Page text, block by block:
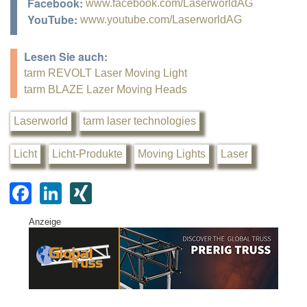
www.facebook.com/LaserworldAG
YouTube: www.youtube.com/LaserworldAG
Lesen Sie auch:
tarm REVOLT Laser Moving Light
tarm BLAZE Lazer Moving Heads
Laserworld tarm laser technologies
Licht Licht-Produkte Moving Lights Laser
F
a
c
e
Li
k
e
G
Anzeige